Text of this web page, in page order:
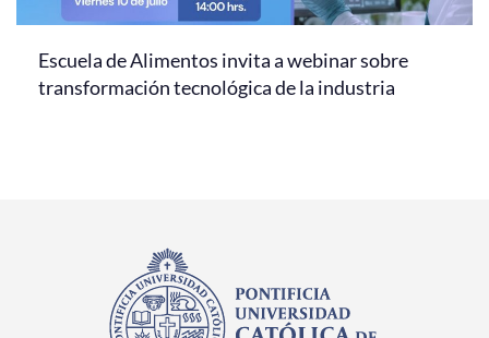
Escuela de Alimentos invita a webinar sobre
transformación tecnológica de la industria